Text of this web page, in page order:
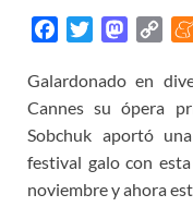
c
e
b
o
o
i
t
e
r
M
t
o
d
o
p
y
L
i
n
Galardonado en
Cannes su ópera
Sobchuk aportó
festival galo con
noviembre y ahora